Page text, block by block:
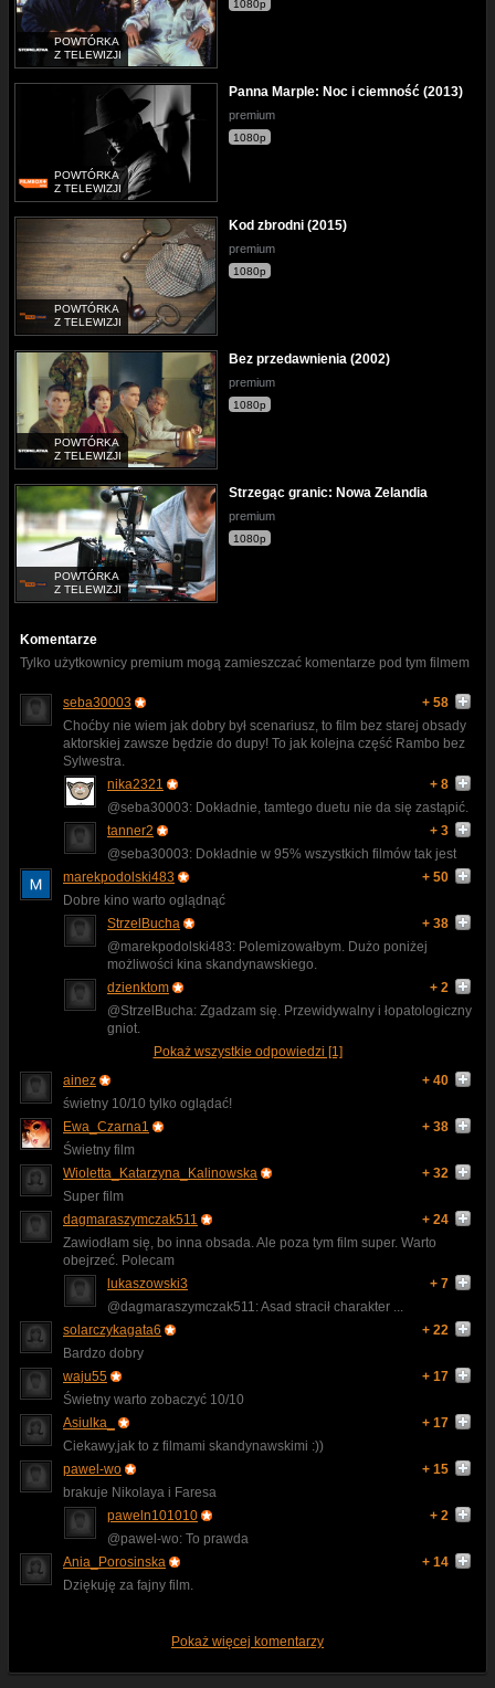
POWTÓRKA
Z TELEWIZJI
1080p
POWTÓRKA
Z TELEWIZJI
Panna Marple: Noc i ciemność (2013)
premium
1080p
POWTÓRKA
Z TELEWIZJI
Kod zbrodni (2015)
premium
1080p
POWTÓRKA
Z TELEWIZJI
Bez przedawnienia (2002)
premium
1080p
POWTÓRKA
Z TELEWIZJI
Strzegąc granic: Nowa Zelandia
premium
1080p
Komentarze
Tylko użytkownicy premium mogą zamieszczać komentarze pod tym filmem
seba30003
+ 58
Choćby nie wiem jak dobry był scenariusz, to film bez starej obsady
aktorskiej zawsze będzie do dupy! To jak kolejna część Rambo bez
Sylwestra.
nika2321
+ 8
@seba30003: Dokładnie, tamtego duetu nie da się zastąpić.
tanner2
+ 3
@seba30003: Dokładnie w 95% wszystkich filmów tak jest
marekpodolski483
+ 50
Dobre kino warto oglądnąć
StrzelBucha
+ 38
@marekpodolski483: Polemizowałbym. Dużo poniżej
możliwości kina skandynawskiego.
dzienktom
+ 2
@StrzelBucha: Zgadzam się. Przewidywalny i łopatologiczny
gniot.
Pokaż wszystkie odpowiedzi [1]
ainez
+ 40
świetny 10/10 tylko oglądać!
Ewa_Czarna1
+ 38
Świetny film
Wioletta_Katarzyna_Kalinowska
+ 32
Super film
dagmaraszymczak511
+ 24
Zawiodłam się, bo inna obsada. Ale poza tym film super. Warto
obejrzeć. Polecam
lukaszowski3
+ 7
@dagmaraszymczak511: Asad stracił charakter ...
solarczykagata6
+ 22
Bardzo dobry
waju55
+ 17
Świetny warto zobaczyć 10/10
Asiulka_
+ 17
Ciekawy,jak to z filmami skandynawskimi :))
pawel-wo
+ 15
brakuje Nikolaya i Faresa
paweln101010
+ 2
@pawel-wo: To prawda
Ania_Porosinska
+ 14
Dziękuję za fajny film.
Pokaż więcej komentarzy